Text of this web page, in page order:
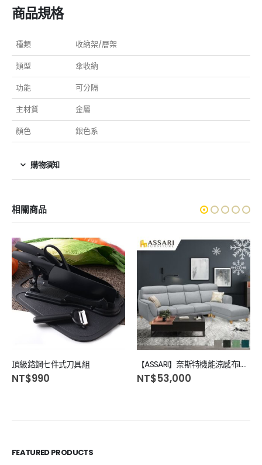
商品規格
種類
收納架/層架
類型
傘收納
功能
可分隔
主材質
金屬
顏色
銀色系
購物須知
相關商品
頂級鉻鋼七件式刀具組
NT$990
【ASSARI】奈斯特機能涼感布L型沙發
NT$53,000
FEATURED PRODUCTS